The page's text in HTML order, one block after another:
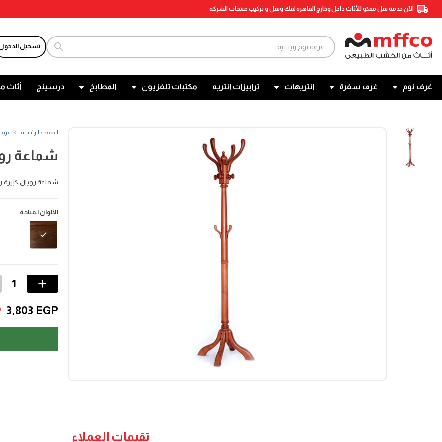
الآن خدمة نقل مفكو للأثاث داخل وخارج القاهره لفك ونقل و تركيب منتجات الشركة
تسجيل الدخول
غرف نوم غرف سفرة انتريهات ترابيزات انتريه مكتبات تلفزيون المطابخ درسينج أثاث
الصفحة الرئيسية غرف
شماعة
شماعة رويال كبيرة
الألوان المتاحة
3,803 EGP
تقيمات العملاء